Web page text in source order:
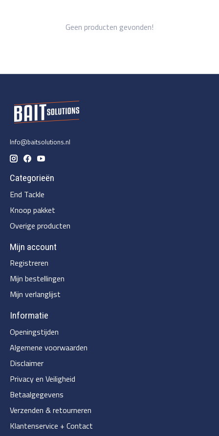
Geen producten gevonden!
Info@baitsolutions.nl
Categorieën
End Tackle
Knoop pakket
Overige producten
Mijn account
Registreren
Mijn bestellingen
Mijn verlanglijst
Informatie
Openingstijden
Algemene voorwaarden
Disclaimer
Privacy en Veiligheid
Betaalgegevens
Verzenden & retourneren
Klantenservice + Contact